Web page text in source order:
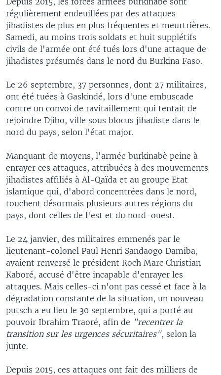
régulièrement endeuillées par des attaques
jihadistes de plus en plus fréquentes et meurtrières.
Samedi, au moins trois soldats et huit supplétifs
civils de l'armée ont été tués lors d'une attaque de
jihadistes présumés dans le nord du Burkina Faso.
Le 26 septembre, 37 personnes, dont 27 militaires,
ont été tuées à Gaskindé, lors d'une embuscade
contre un convoi de ravitaillement qui tentait de
rejoindre Djibo, ville sous blocus jihadiste dans le
nord du pays, selon l'état major.
Manquant de moyens, l'armée burkinabè peine à
enrayer ces attaques, attribuées à des mouvements
jihadistes affiliés à Al-Qaïda et au groupe Etat
islamique qui, d'abord concentrées dans le nord,
touchent désormais plusieurs autres régions du
pays, dont celles de l'est et du nord-ouest.
Le 24 janvier, des militaires emmenés par le
lieutenant-colonel Paul Henri Sandaogo Damiba,
avaient renversé le président Roch Marc Christian
Kaboré, accusé d'être incapable d'enrayer les
attaques. Mais celles-ci n'ont pas cessé et face à la
dégradation constante de la situation, un nouveau
putsch a eu lieu le 30 septembre, qui a porté au
pouvoir Ibrahim Traoré, afin de "recentrer la
transition sur les urgences sécuritaires", selon la
junte.
Depuis 2015, ces attaques ont fait des milliers de